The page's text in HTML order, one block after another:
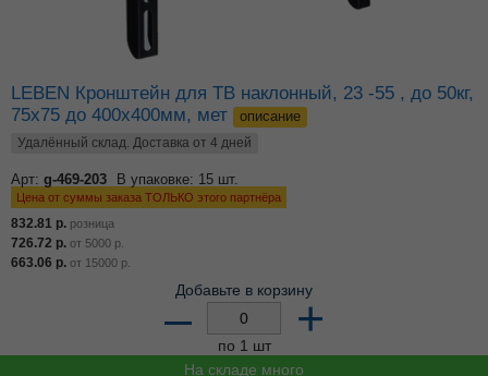
LEBEN Кронштейн для ТВ наклонный, 23 -55 , до 50кг,
75x75 до 400x400мм, мет
описание
Удалённый склад. Доставка от 4 дней
Арт: g-469-203 В упаковке: 15 шт.
Цена от суммы заказа ТОЛЬКО этого партнёра
832.81 р. розница
726.72 р. от 5000 р.
663.06 р. от 15000 р.
Добавьте в корзину
– +
по 1 шт
На складе много